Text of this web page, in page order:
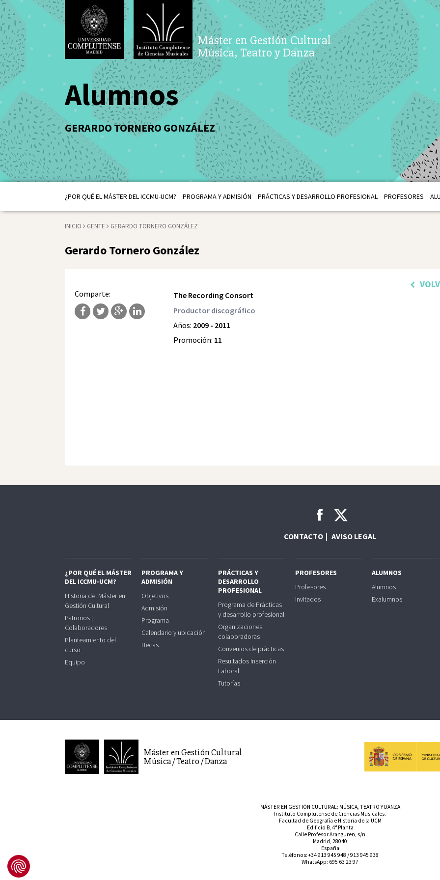
Máster en Gestión Cultural
Música, Teatro y Danza
Alumnos
GERARDO TORNERO GONZÁLEZ
¿POR QUÉ EL MÁSTER DEL ICCMU-UCM? PROGRAMA Y ADMISIÓN PRÁCTICAS Y DESARROLLO PROFESIONAL PROFESORES
INICIO GENTE GERARDO TORNERO GONZÁLEZ
Gerardo Tornero González
Comparte:
The Recording Consort
Productor discográfico
Años: 2009 - 2011
Promoción: 11
CONTACTO AVISO LEGAL
¿POR QUÉ EL MÁSTER
DEL ICCMU-UCM?
Historia del Máster en
Gestión Cultural
Patronos |
Colaboradores
Planteamiento del
curso
Equipo
PROGRAMA Y
ADMISIÓN
Objetivos
Admisión
Programa
Calendario y ubicación
Becas
PRÁCTICAS Y
DESARROLLO
PROFESIONAL
Programa de Prácticas
y desarrollo profesional
Organizaciones
colaboradoras
Convenios de prácticas
Resultados Inserción
Laboral
Tutorías
PROFESORES
Profesores
Invitados
ALUMNOS
Alumnos
Exalumnos
Máster en Gestión Cultural
Música / Teatro / Danza
MÁSTER EN GESTIÓN CULTURAL: MÚSICA, TEATRO Y DANZA
Instituto Complutense de Ciencias Musicales.
Facultad de Geografía e Historia de la UCM
Edificio B, 4ª Planta
Calle Profesor Aranguren, s/n
Madrid, 28040
España
Teléfonos: +34 913 945 948 /913 945 938
WhatsApp: 695 63 23 97